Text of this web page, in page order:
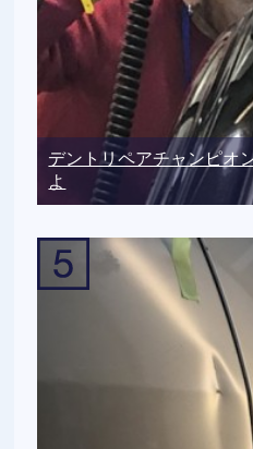
デントリペアチャンピオ
よ